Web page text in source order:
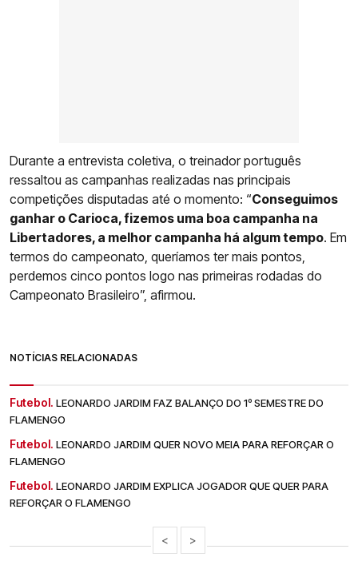
Durante a entrevista coletiva, o treinador português
ressaltou as campanhas realizadas nas principais
competições disputadas até o momento: “Conseguimos
ganhar o Carioca, fizemos uma boa campanha na
Libertadores, a melhor campanha há algum tempo. Em
termos do campeonato, queríamos ter mais pontos,
perdemos cinco pontos logo nas primeiras rodadas do
Campeonato Brasileiro”, afirmou.
NOTÍCIAS RELACIONADAS
Futebol. LEONARDO JARDIM FAZ BALANÇO DO 1º SEMESTRE DO
FLAMENGO
Futebol. LEONARDO JARDIM QUER NOVO MEIA PARA REFORÇAR O
FLAMENGO
Futebol. LEONARDO JARDIM EXPLICA JOGADOR QUE QUER PARA
REFORÇAR O FLAMENGO
< >